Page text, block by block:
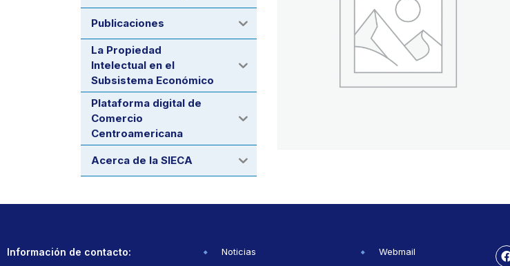
Publicaciones
La Propiedad
Intelectual en el
Subsistema Económico
Plataforma digital de
Comercio
Centroamericana
Acerca de la SIECA
Información de contacto: Noticias Webmail